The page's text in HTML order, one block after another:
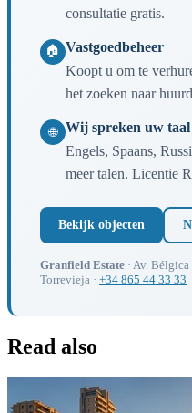
consultatie gratis.
🏠 Vastgoedbeheer
Koopt u om te
het zoeken naar
🌐
Wij spreken uw taal
Engels, Spaans,
meer talen. Licentie
Bekijk objecten
Granfield Estate · Av.
Torrevieja · +34 865 44 33 33
Read also